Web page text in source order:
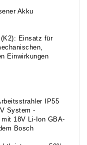
Akku
Einsatz für
Einwirkungen
IP55
System -
18V Li-Ion GBA-
Bosch